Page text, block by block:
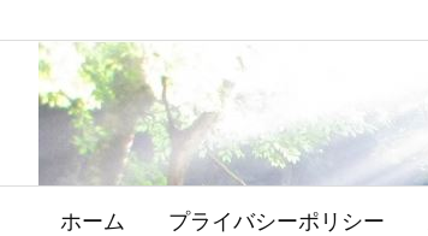
ホーム プライバシーポリシー